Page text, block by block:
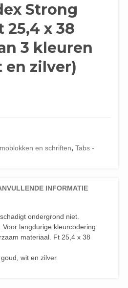
Strong
25,4 x 38
3 kleuren
en zilver)
en schriften, Tabs -
INFORMATIE
ondergrond niet.
Voor langdurige kleurcodering
materiaal. Ft 25,4 x 38
wit en zilver